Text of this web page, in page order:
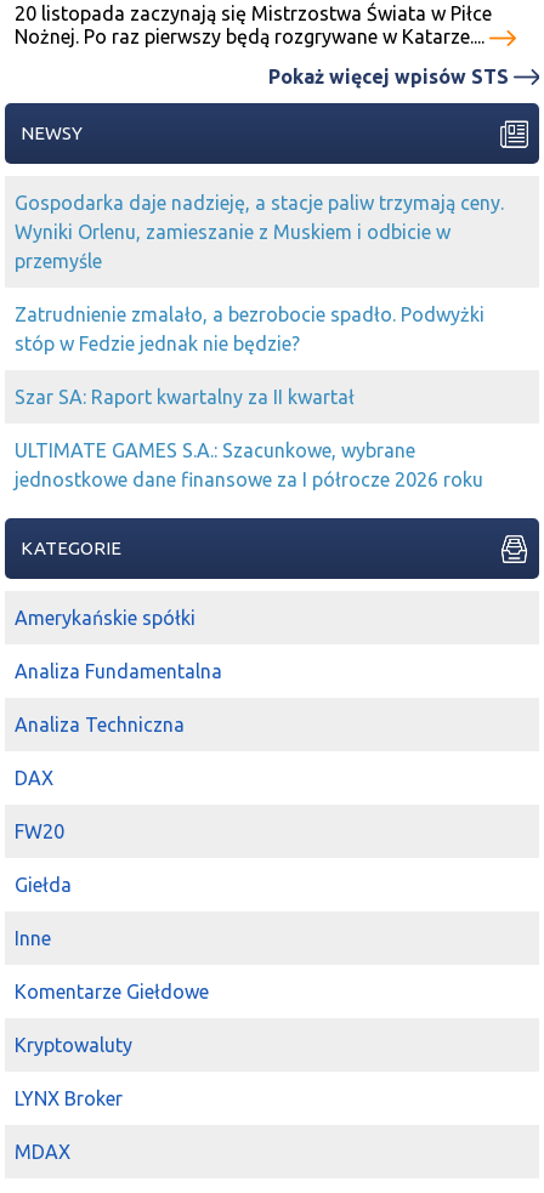
20 listopada zaczynają się Mistrzostwa Świata w Piłce
Nożnej. Po raz pierwszy będą rozgrywane w Katarze....
Pokaż więcej wpisów STS
NEWSY
Gospodarka daje nadzieję, a stacje paliw trzymają ceny.
Wyniki Orlenu, zamieszanie z Muskiem i odbicie w
przemyśle
Zatrudnienie zmalało, a bezrobocie spadło. Podwyżki
stóp w Fedzie jednak nie będzie?
Szar SA: Raport kwartalny za II kwartał
ULTIMATE GAMES S.A.: Szacunkowe, wybrane
jednostkowe dane finansowe za I półrocze 2026 roku
KATEGORIE
Amerykańskie spółki
Analiza Fundamentalna
Analiza Techniczna
DAX
FW20
Giełda
Inne
Komentarze Giełdowe
Kryptowaluty
LYNX Broker
MDAX